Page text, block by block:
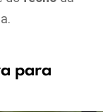
para